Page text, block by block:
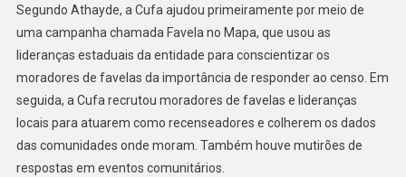
Segundo Athayde, a Cufa ajudou primeiramente por meio de
uma campanha chamada Favela no Mapa, que usou as
lideranças estaduais da entidade para conscientizar os
moradores de favelas da importância de responder ao censo. Em
seguida, a Cufa recrutou moradores de favelas e lideranças
locais para atuarem como recenseadores e colherem os dados
das comunidades onde moram. Também houve mutirões de
respostas em eventos comunitários.